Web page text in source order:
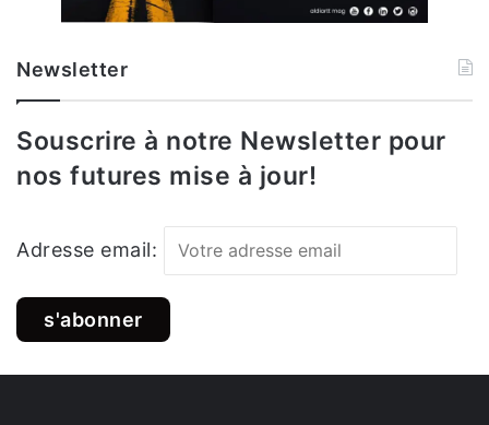
Newsletter
Souscrire à notre Newsletter pour
nos futures mise à jour!
Adresse email: